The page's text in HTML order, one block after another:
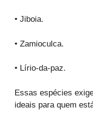
• Jiboia.
• Zamioculca.
• Lírio-da-paz.
Essas espécies
ideais para quem